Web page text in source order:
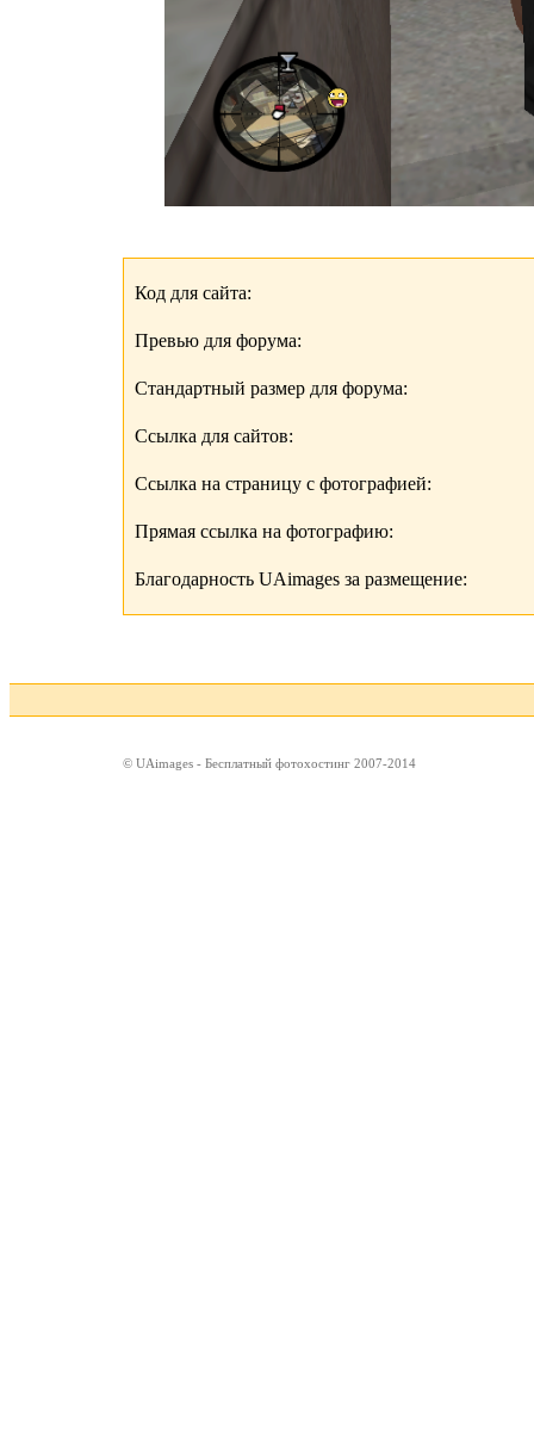
Код для сайта:
Превью для форума:
Стандартный размер для форума:
Ссылка для сайтов:
Ссылка на страницу с фотографией:
Прямая ссылка на фотографию:
Благодарность UAimages за размещение:
© UAimages - Бесплатный фотохостинг 2007-2014